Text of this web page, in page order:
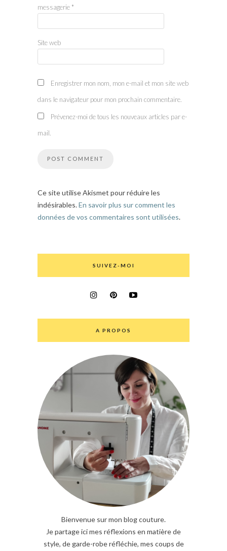
messagerie *
Site web
Enregistrer mon nom, mon e-mail et mon site web
dans le navigateur pour mon prochain commentaire.
Prévenez-moi de tous les nouveaux articles par e-
mail.
Ce site utilise Akismet pour réduire les
indésirables.En savoir plus sur comment les
données de vos commentaires sont utilisées.
SUIVEZ-MOI
A PROPOS
Bienvenue sur mon blog couture.
Je partage ici mes réflexions en matière de
style, de garde-robe réfléchie, mes coups de